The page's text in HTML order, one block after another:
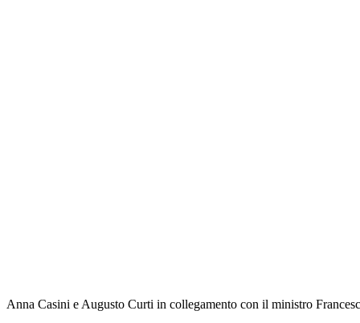
Anna Casini e Augusto Curti in collegamento con il ministro